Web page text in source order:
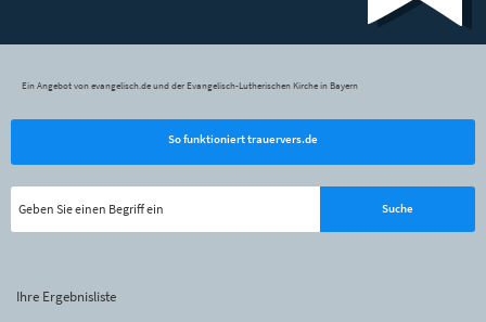
Ein Angebot von evangelisch.de und der Evangelisch-Lutherischen Kirche in Bayern
So funktioniert trauervers.de
Ihre Ergebnisliste